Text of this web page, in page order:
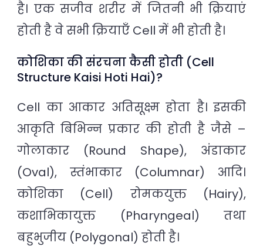
है। एक सजीव शरीर में जितनी भी क्रियाएं
होती है वे सभी क्रियाएँ Cell में भी होती है।
कोशिका की संरचना कैसी होती (Cell
Structure Kaisi Hoti Hai)?
Cell का आकार अतिसूक्ष्म होता है। इसकी
आकृति बिभिन्न प्रकार की होती है जैसे –
गोलाकार (Round Shape), अंडाकार
(Oval), स्तंभाकार (Columnar) आदि।
कोशिका (Cell) रोमकयुक्त (Hairy),
कशाभिकायुक्त (Pharyngeal) तथा
बहुभुजीय (Polygonal) होती है।